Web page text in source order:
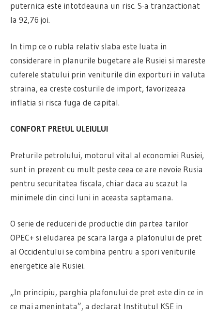
puternica este intotdeauna un risc. S-a tranzactionat
la 92,76 joi.
In timp ce o rubla relativ slaba este luata in
considerare in planurile bugetare ale Rusiei si mareste
cuferele statului prin veniturile din exporturi in valuta
straina, ea creste costurile de import, favorizeaza
inflatia si risca fuga de capital.
CONFORT PREtUL ULEIULUI
Preturile petrolului, motorul vital al economiei Rusiei,
sunt in prezent cu mult peste ceea ce are nevoie Rusia
pentru securitatea fiscala, chiar daca au scazut la
minimele din cinci luni in aceasta saptamana.
O serie de reduceri de productie din partea tarilor
OPEC+ si eludarea pe scara larga a plafonului de pret
al Occidentului se combina pentru a spori veniturile
energetice ale Rusiei.
„In principiu, parghia plafonului de pret este din ce in
ce mai amenintata”, a declarat Institutul KSE in